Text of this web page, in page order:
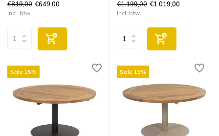
€819,00 €649,00
Incl. btw
€1.199,00 €1.019,00
Incl. btw
Sale 15% Sale 15%